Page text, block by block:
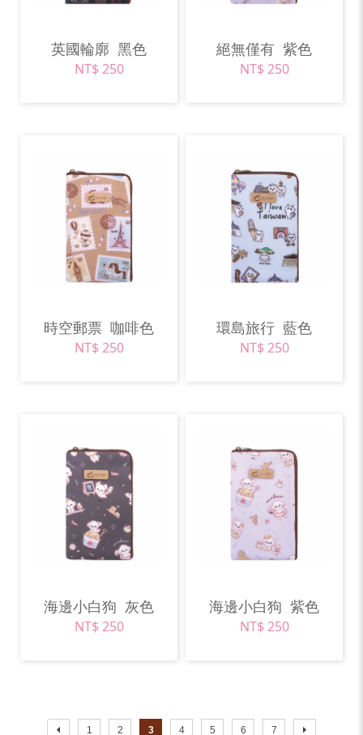
英國輪廓 黑色
NT$ 250
絕無僅有 紫色
NT$ 250
時空郵票 咖啡色
NT$ 250
環島旅行 藍色
NT$ 250
海邊小白狗 灰色
NT$ 250
海邊小白狗 紫色
NT$ 250
1 2 3 4 5 6 7